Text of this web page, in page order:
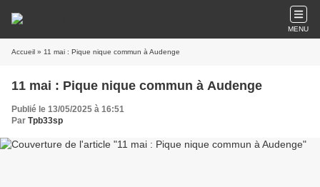
MENU
Accueil » 11 mai : Pique nique commun à Audenge
11 mai : Pique nique commun à Audenge
Publié le 13/05/2025 à 16:51
Par Tpb33sp